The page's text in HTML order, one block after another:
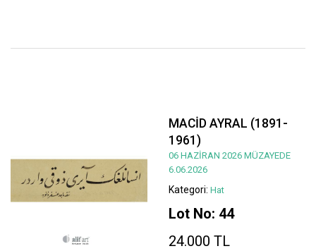
MACİD AYRAL (1891-
1961)
06 HAZİRAN 2026 MÜZAYEDE
6.06.2026
Kategori: Hat
Lot No: 44
24.000 TL